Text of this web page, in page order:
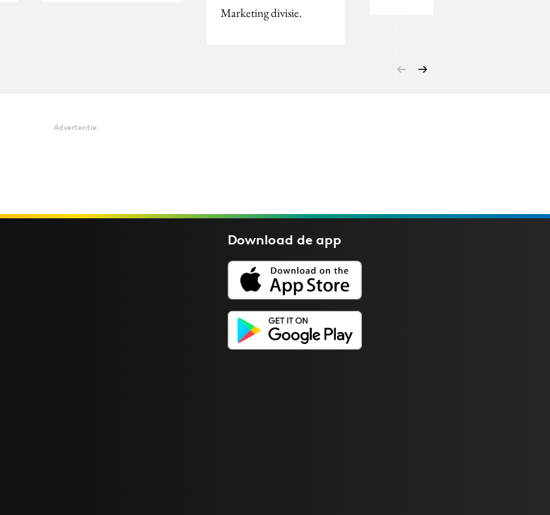
Marketing divisie.
Advertentie
Download deapp